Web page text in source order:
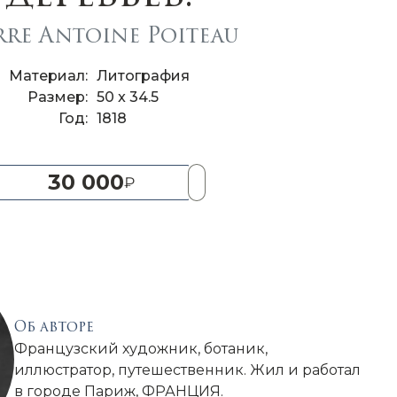
Antoine Poiteau
Материал
Литография
Размер
50 x 34.5
Год
1818
30 000
Об авторе
Французский художник, ботаник,
иллюстратор, путешественник. Жил и работал
в городе Париж, ФРАНЦИЯ.